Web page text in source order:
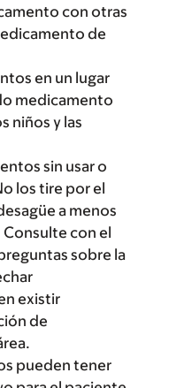
con otras
de
en un lugar
medicamento
niños y las
sin usar o
los tire por el
a menos
con el
sobre la
existir
de
pueden tener